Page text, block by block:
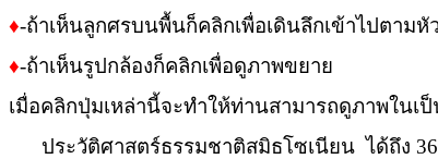
♦-ถ้าเห็นลูกศรบนพื้นก็คลิกเพื่อเดินลึกเข้าไปตามหั
♦-ถ้าเห็นรูปกล้องก็คลิกเพื่อดูภาพขยาย
เมื่อคลิกปุ่มเหล่านี้จะทำให้ท่านสามารถดูภาพใน
ประวัติศาสตร์ธรรมชาติสมิธโซเนียน ได้ถึง